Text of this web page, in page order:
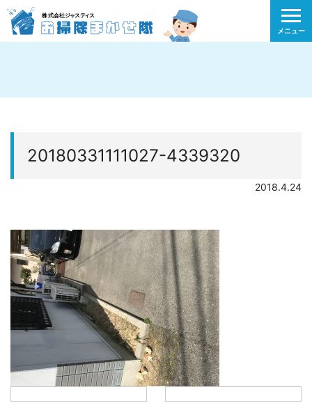
メニュー
20180331111027-4339320
2018.4.24